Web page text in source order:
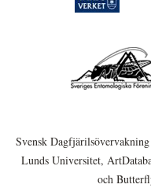
Svensk
Lunds Universitet,
och